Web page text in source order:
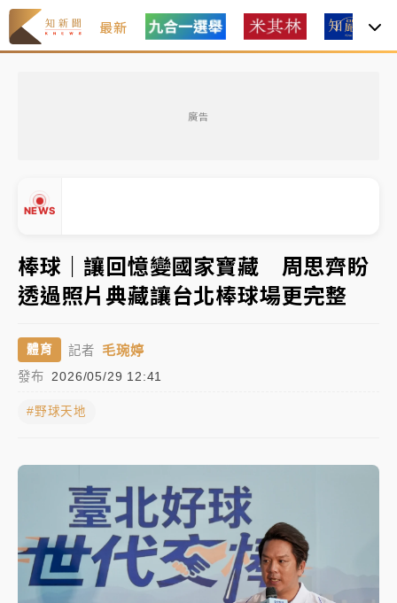
最新
廣告
NEWS
中信慈善基金會想增加董事人數！辜仲諒向法院聲請遭
駁 理由曝光
故宮《龍藏經》特展第2檔！今線上預約開賣一度塞車
周六起展出延長至晚上7時
台東農業處長涉圖利渡假村！東檢抗告成功 今重開羈
父親節泡湯了！中颱白海豚雨彈轟3天 「紅到發紫」降
雨熱區曝
旅局回應了
中信慈善基金會想增加董事人數！辜仲諒向法院聲請遭
駁 理由曝光
故宮《龍藏經》特展第2檔！今線上預約開賣一度塞車
棒球｜讓回憶變國家寶藏 周思齊盼
透過照片典藏讓台北棒球場更完整
體育 記者 毛琬婷
發布 2026/05/29 12:41
#野球天地